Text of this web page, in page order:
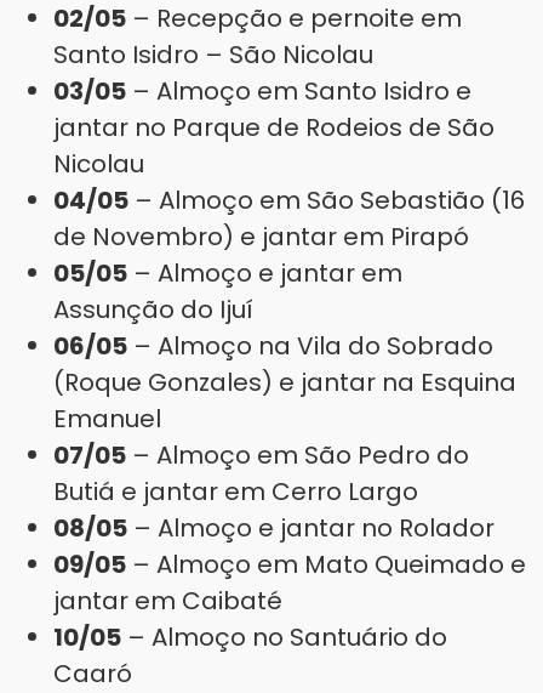
02/05 – Recepção e pernoite em
Santo Isidro – São Nicolau
03/05 – Almoço em Santo Isidro e
jantar no Parque de Rodeios de São
Nicolau
04/05 – Almoço em São Sebastião (16
de Novembro) e jantar em Pirapó
05/05 – Almoço e jantar em
Assunção do Ijuí
06/05 – Almoço na Vila do Sobrado
(Roque Gonzales) e jantar na Esquina
Emanuel
07/05 – Almoço em São Pedro do
Butiá e jantar em Cerro Largo
08/05 – Almoço e jantar no Rolador
09/05 – Almoço em Mato Queimado e
jantar em Caibaté
10/05 – Almoço no Santuário do
Caaró